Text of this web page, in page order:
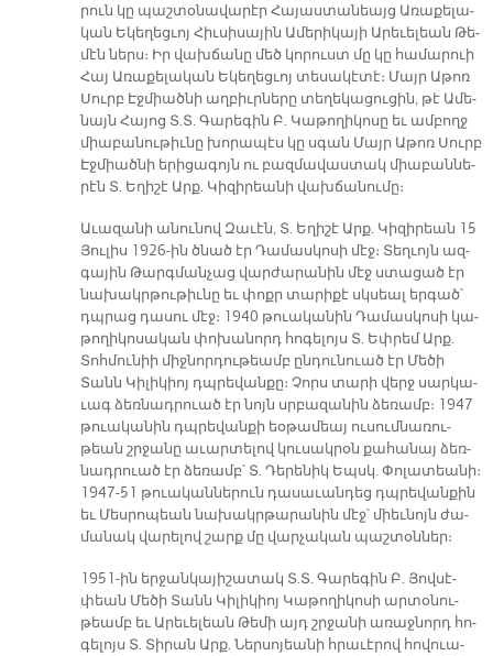
րուն կը պաշ­տօ­նա­վա­րէր Հա­յաս­տա­նեայց Ա­ռա­քե­լա­
կան Ե­կե­ղեց­ւոյ Հիւ­սի­սա­յին Ա­մե­րի­կա­յի Ա­րե­ւե­լեան Թե­
մէն ներս։ Իր վախ­ճա­նը մեծ կո­րուստ մը կը հա­մա­րուի
Հայ Ա­ռա­քե­լա­կան Ե­կե­ղեց­ւոյ տե­սա­կէ­տէ։ Մայր Ա­թոռ
Սուրբ Էջ­միած­նի աղ­բիւր­նե­րը տե­ղե­կա­ցու­ցին, թէ Ա­մե­
նայն Հա­յոց Տ.Տ. Գա­րե­գին Բ. Կա­թո­ղի­կո­սը եւ ամ­բողջ
միա­բա­նու­թիւ­նը խո­րա­պէս կը սգան Մայր Ա­թոռ Սուրբ
Էջ­միած­նի ե­րի­ցա­գոյն ու բազ­մա­վաս­տակ միա­բան­նե­
րէն Տ. Ե­ղի­շէ Արք. Կի­զի­րեա­նի վախ­ճա­նու­մը։
Ա­ւա­զա­նի ա­նու­նով Զա­ւէն, Տ. Ե­ղի­շէ Արք. Կի­զի­րեան 15
Յու­լիս 1926-ին ծնած էր Դա­մաս­կո­սի մէջ։ Տեղ­ւոյն ազ­
գա­յին Թարգ­ման­չաց վար­ժա­րա­նին մէջ ստա­ցած էր
նա­խակր­թու­թիւ­նը եւ փոքր տա­րի­քէ սկսեալ եր­գած՝
դպրաց դա­սու մէջ։ 1940 թուա­կա­նին Դա­մաս­կո­սի կա­
թո­ղի­կո­սա­կան փո­խա­նորդ հո­գե­լոյս Տ. Եփ­րեմ Արք.
Տոհ­մու­նիի միջ­նոր­դու­թեամբ ըն­դու­նուած էր Մե­ծի
Տանն Կի­լի­կիոյ դպրե­վան­քը։ Չորս տա­րի վերջ սար­կա­
ւագ ձեռ­նադ­րուած էր նոյն սրբա­զա­նին ձե­ռամբ։ 1947
թուա­կա­նին դպրե­վան­քի եօ­թա­մեայ ու­սում­նա­ռու­
թեան շրջա­նը ա­ւար­տե­լով կու­սակ­րօն քա­հա­նայ ձեռ­
նադ­րուած էր ձե­ռամբ՝ Տ. Դե­րե­նիկ Եպսկ. Փո­լա­տեա­նի։
1947-51 թուա­կան­նե­րուն դա­սա­ւան­դեց դպրե­վան­քին
եւ Մես­րո­պեան նա­խակր­թա­րա­նին մէջ՝ միեւ­նոյն ժա­
մա­նակ վա­րե­լով շարք մը վար­չա­կան պաշ­տօն­ներ։
1951-ին եր­ջան­կա­յի­շա­տակ Տ.Տ. Գա­րե­գին Բ. Յով­սէ­
փեան Մե­ծի Տանն Կի­լի­կիոյ Կա­թո­ղի­կո­սի ար­տօ­նու­
թեամբ եւ Ա­րե­ւե­լեան Թե­մի այդ շրջա­նի ա­ռաջ­նորդ հո­
գե­լոյս Տ. Տի­րան Արք. Ներ­սո­յեա­նի հրա­ւէ­րով հո­վուա­